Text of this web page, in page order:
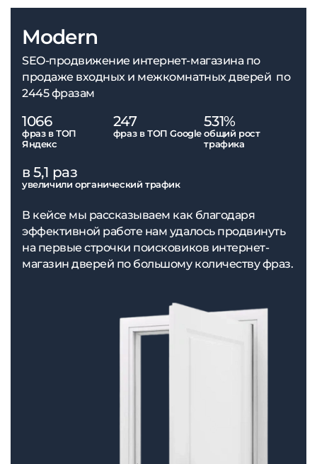
Modern
SEO-продвижение интернет-магазина по
продаже входных и межкомнатных дверей по
2445 фразам
1066
фраз в ТОП
Яндекс
247
фраз в ТОП Google
531%
общий рост
трафика
в 5,1 раз
увеличили органический трафик
В кейсе мы рассказываем как благодаря
эффективной работе нам удалось продвинуть
на первые строчки поисковиков интернет-
магазин дверей по большому количеству фраз.